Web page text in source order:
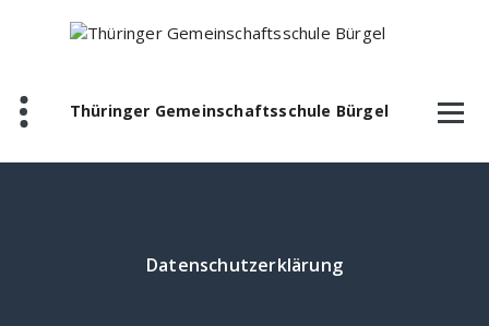
Thüringer Gemeinschaftsschule Bürgel
Datenschutzerklärung